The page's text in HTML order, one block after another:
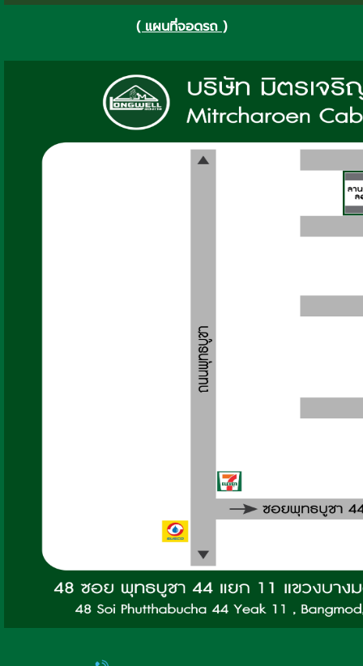
( แผนที่จอดรถ )